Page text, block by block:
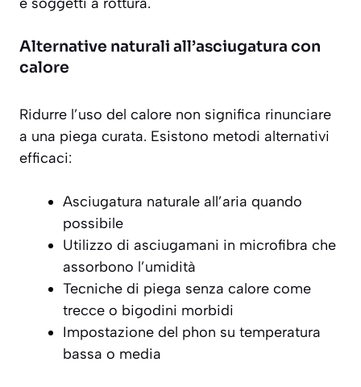
Alternative naturali all’asciugatura con
calore
Ridurre l’uso del calore non significa rinunciare
a una piega curata. Esistono metodi alternativi
efficaci:
Asciugatura naturale all’aria quando
possibile
Utilizzo di asciugamani in microfibra che
assorbono l’umidità
Tecniche di piega senza calore come
trecce o bigodini morbidi
Impostazione del phon su temperatura
bassa o media